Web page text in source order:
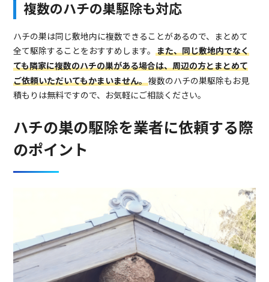
複数のハチの巣駆除も対応
ハチの巣は同じ敷地内に複数できることがあるので、まとめて
全て駆除することをおすすめします。また、同じ敷地内でなく
ても隣家に複数のハチの巣がある場合は、周辺の方とまとめて
ご依頼いただいてもかまいません。複数のハチの巣駆除もお見
積もりは無料ですので、お気軽にご相談ください。
ハチの巣の駆除を業者に依頼する際
のポイント